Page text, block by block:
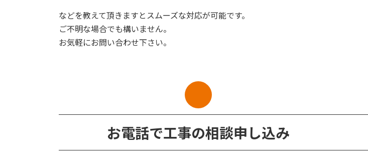
などを教えて頂きますとスムーズな対応が可能です。
ご不明な場合でも構いません。
お気軽にお問い合わせ下さい。
お電話で工事の相談申し込み